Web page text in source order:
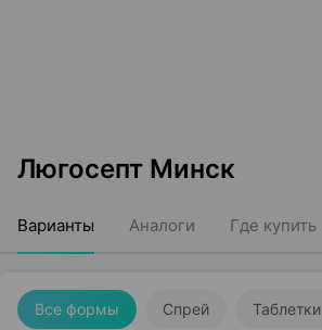
Люгосепт Минск
Варианты Аналоги Где купить
Все формы Спрей Таблетки